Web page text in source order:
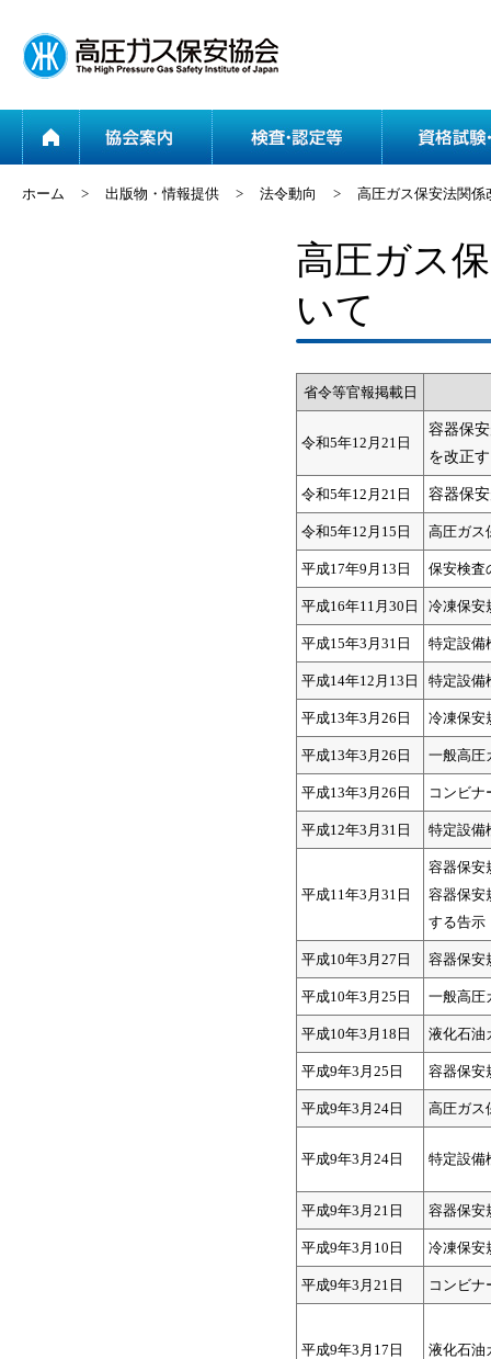
協会案内
ホーム > 出版物・情報提供 > 法令動向 > 高圧ガス保安法関係
高圧ガス
いて
省令等官報掲載日
令和5年12月21日
容器保
を改正
令和5年12月21日 容器保
令和5年12月15日 高圧ガス
平成17年9月13日 保安検査
平成16年11月30日 冷凍保安
平成15年3月31日 特定設備
平成14年12月13日 特定設備
平成13年3月26日 冷凍保安
平成13年3月26日 一般高圧
平成13年3月26日 コンビナ
平成12年3月31日 特定設備
平成11年3月31日
容器保安
容器保安
する告示
平成10年3月27日 容器保安
平成10年3月25日 一般高圧
平成10年3月18日 液化石油
平成9年3月25日 容器保安
平成9年3月24日 高圧ガス
平成9年3月24日 特定設備
平成9年3月21日 容器保安
平成9年3月10日 冷凍保安
平成9年3月21日 コンビナ
平成9年3月17日 液化石油